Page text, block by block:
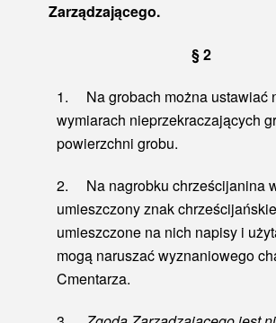
Zarządzającego.
§ 2
1. Na grobach można ustawiać
wymiarach nieprzekraczających
powierzchni grobu.
2. Na nagrobku chrześcijanina
umieszczony znak
umieszczone na nich napisy i
mogą naruszać wyznaniowego
Cmentarza.